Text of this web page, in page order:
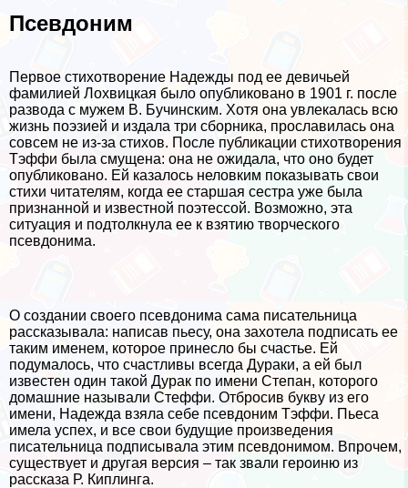
Псевдоним
Первое стихотворение Надежды под ее девичьей
фамилией Лохвицкая было опубликовано в 1901 г. после
развода с мужем В. Бучинским. Хотя она увлекалась всю
жизнь поэзией и издала три сборника, прославилась она
совсем не из-за стихов. После публикации стихотворения
Тэффи была смущена: она не ожидала, что оно будет
опубликовано. Ей казалось неловким показывать свои
стихи читателям, когда ее старшая сестра уже была
признанной и известной поэтессой. Возможно, эта
ситуация и подтолкнула ее к взятию творческого
псевдонима.
О создании своего псевдонима сама писательница
рассказывала: написав пьесу, она захотела подписать ее
таким именем, которое принесло бы счастье. Ей
подумалось, что счастливы всегда Дypaки, а ей был
известен один такой Дypaк по имени Степан, которого
домашние называли Стеффи. Отбросив букву из его
имени, Надежда взяла себе псевдоним Тэффи. Пьеса
имела успех, и все свои будущие произведения
писательница подписывала этим псевдонимом. Впрочем,
существует и другая версия – так звали героиню из
рассказа Р. Киплинга.